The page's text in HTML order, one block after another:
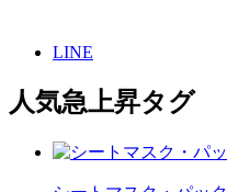
LINE
人気急上昇タグ